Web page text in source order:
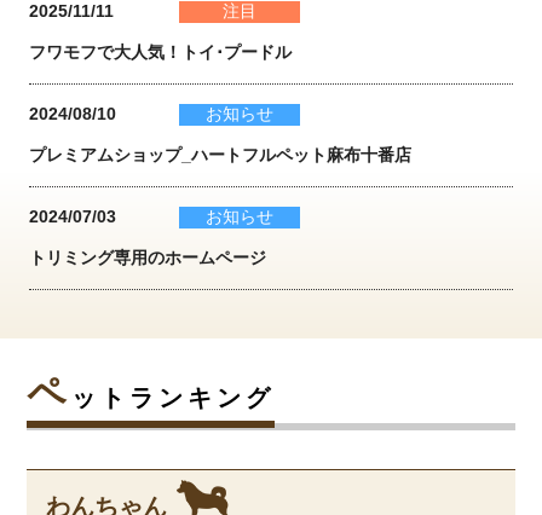
2025/11/11 注目
フワモフで大人気！トイ･プードル
2024/08/10 お知らせ
プレミアムショップ_ハートフルペット麻布十番店
2024/07/03 お知らせ
トリミング専用のホームページ
ペ ットランキング
わんちゃん